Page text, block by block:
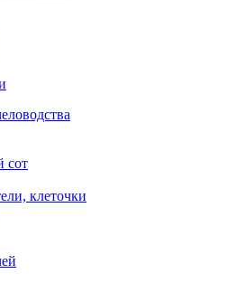
сот
клеточки